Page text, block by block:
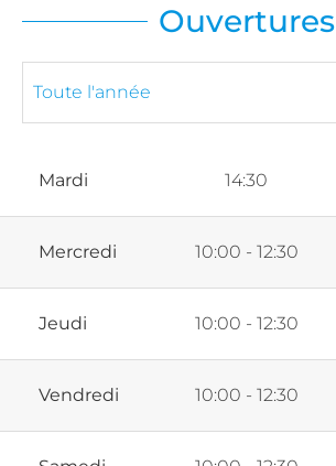
Ouvertures
Mardi 14:30
Mercredi 10:00 - 12:30
Jeudi 10:00 - 12:30
Vendredi 10:00 - 12:30